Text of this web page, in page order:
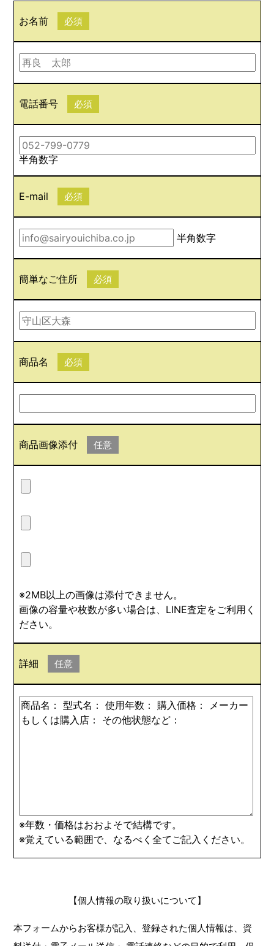
お名前 必須
電話番号 必須
半角数字
E-mail 必須
半角数字
簡単なご住所 必須
商品名 必須
商品画像添付 任意
※2MB以上の画像は添付できません。
画像の容量や枚数が多い場合は、LINE査定をご利用く
ださい。
詳細 任意
※年数・価格はおおよそで結構です。
※覚えている範囲で、なるべく全てご記入ください。
【個人情報の取り扱いについて】
本フォームからお客様が記入、登録された個人情報は、資